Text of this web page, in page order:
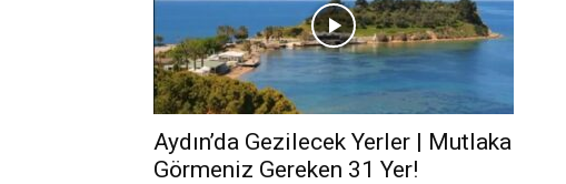
Aydın’da Gezilecek Yerler | Mutlaka
Görmeniz Gereken 31 Yer!